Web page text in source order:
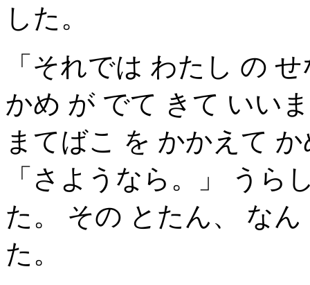
した。
「それでは わたし の
かめ が でて きて いい
まてばこ を かかえて
「さようなら。」 うら
た。 その とたん、 な
た。